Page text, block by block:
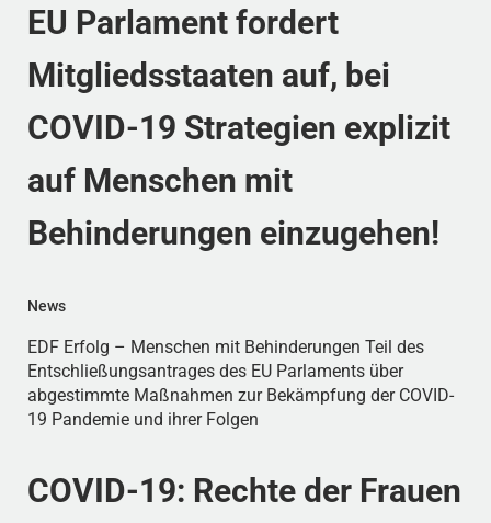
EU Parlament fordert
Mitgliedsstaaten auf, bei
COVID-19 Strategien explizit
auf Menschen mit
Behinderungen einzugehen!
News
EDF Erfolg – Menschen mit Behinderungen Teil des
Entschließungsantrages des EU Parlaments über
abgestimmte Maßnahmen zur Bekämpfung der COVID-
19 Pandemie und ihrer Folgen
COVID-19: Rechte der Frauen